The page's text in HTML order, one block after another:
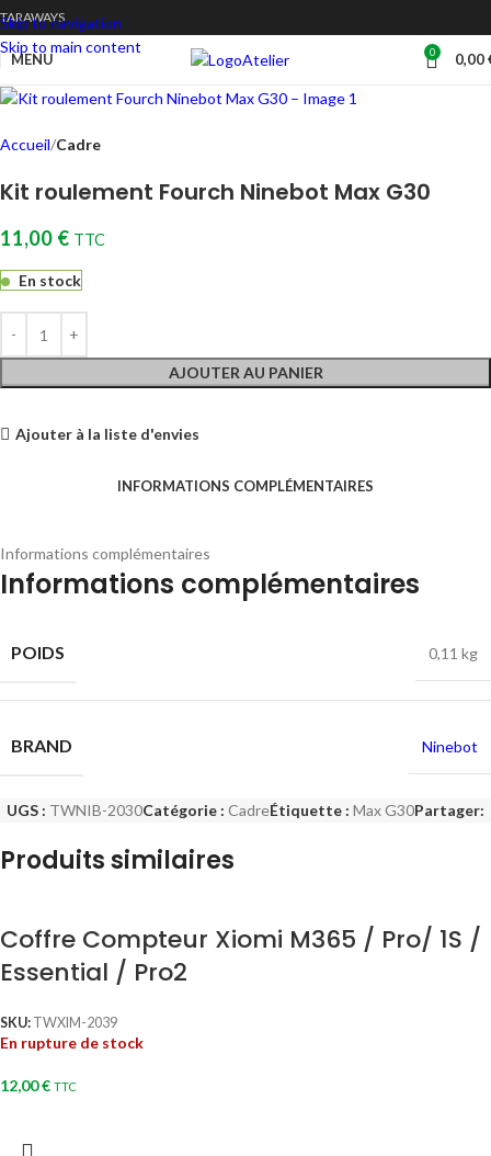
Skip to navigation
Skip to main content
TARAWAYS
MENU Atelier 0 0,00
Accueil Cadre
Kit roulement Fourch Ninebot Max G30
11,00 € TTC
En stock
AJOUTER AU PANIER
Ajouter à la liste d'envies
INFORMATIONS COMPLÉMENTAIRES
Informations complémentaires
Informations complémentaires
POIDS 0,11 kg
BRAND Ninebot
UGS : TWNIB-2030Catégorie : CadreÉtiquette : Max G30Partager:
Produits similaires
Coffre Compteur Xiomi M365 / Pro/ 1S /
Essential / Pro2
SKU: TWXIM-2039
En rupture de stock
12,00€ TTC